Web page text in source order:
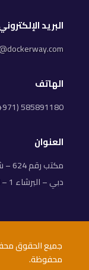
البريد
الهاتف
585891180
العنوان
دبي – البرشاء 1 – الإمارات
محفوظة.